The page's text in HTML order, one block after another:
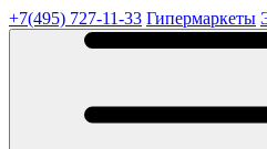
+7(495) 727-11-33 Гипермаркеты